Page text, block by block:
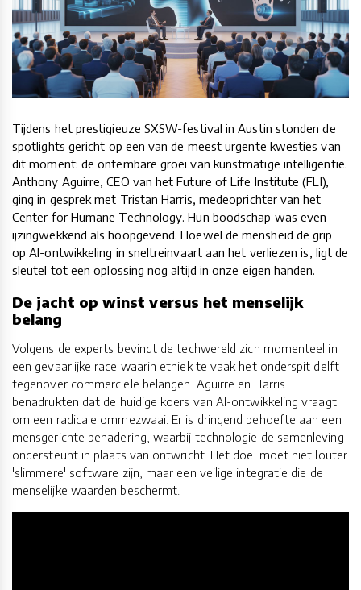
Tijdens het prestigieuze SXSW-festival in Austin stonden de
spotlights gericht op een van de meest urgente kwesties van
dit moment: de ontembare groei van kunstmatige intelligentie.
Anthony Aguirre, CEO van het Future of Life Institute (FLI),
ging in gesprek met Tristan Harris, medeoprichter van het
Center for Humane Technology. Hun boodschap was even
ijzingwekkend als hoopgevend. Hoewel de mensheid de grip
op AI-ontwikkeling in sneltreinvaart aan het verliezen is, ligt de
sleutel tot een oplossing nog altijd in onze eigen handen.
De jacht op winst versus het menselijk
belang
Volgens de experts bevindt de techwereld zich momenteel in
een gevaarlijke race waarin ethiek te vaak het onderspit delft
tegenover commerciële belangen. Aguirre en Harris
benadrukten dat de huidige koers van AI-ontwikkeling vraagt
om een radicale ommezwaai. Er is dringend behoefte aan een
mensgerichte benadering, waarbij technologie de samenleving
ondersteunt in plaats van ontwricht. Het doel moet niet louter
'slimmere' software zijn, maar een veilige integratie die de
menselijke waarden beschermt.